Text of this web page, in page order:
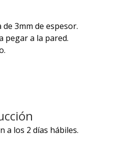
3mm de espesor.
pegar a la pared.
a los 2 días hábiles.